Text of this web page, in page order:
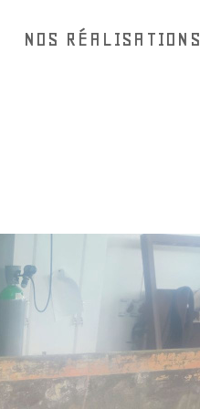
NOS RÉALISATIONS